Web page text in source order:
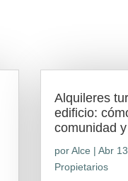
Alquileres
edificio:
comunidad
porAlce |Abr
Propietarios